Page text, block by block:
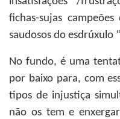
fichas-sujas
saudosos do esdrúxulo
No fundo, é uma
por baixo para, com
tipos de injustiça
não os tem e